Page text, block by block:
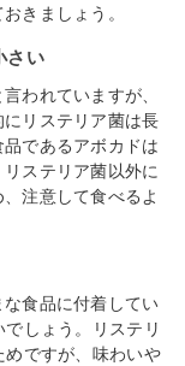
きましょう。
さい
われていますが、
リステリア菌は長
であるアボカドは
ステリア菌以外に
注意して食べるよ
食品に付着してい
しょう。リステリ
ですが、味わいや